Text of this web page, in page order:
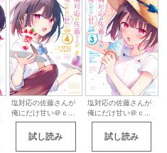
塩対応の佐藤さんが
俺にだけ甘い＠ｃ...
試し読み
塩対応の佐藤さんが
俺にだけ甘い＠ｃ...
試し読み